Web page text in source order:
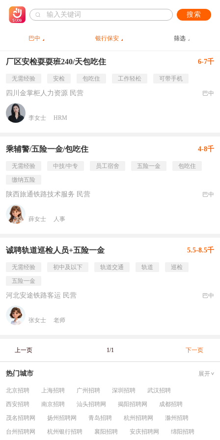
搜索
巴中 银行保安 筛选
厂区安检耍耍班240/天包吃住 6-7千
无需经验 安检 包吃住 工作轻松 可带手机
四川金掌柜人力资源 民营 巴中
李女士 HRM
乘辅警/五险一金/包吃住 4-8千
无需经验 中技/中专 员工宿舍 五险一金
包吃住
缴纳五险
陕西旅通铁路技术服务 民营 巴中
薛女士 人事
诚聘轨道巡检人员+五险一金 5.5-8.5千
无需经验 初中及以下 轨道交通 轨道
巡检
五险一金
河北安途铁路客运 民营 巴中
张女士 老师
上一页 1/1 下一页
热门城市 展开
北京招聘 上海招聘 广州招聘 深圳招聘
武汉招聘
西安招聘
南京招聘 汕头招聘网 揭阳招聘网
成都招聘
茂名招聘网
扬州招聘网 青岛招聘 杭州招聘网
滁州招聘
台州招聘网
杭州银行招聘 襄阳招聘 安庆招聘网 绵阳招聘